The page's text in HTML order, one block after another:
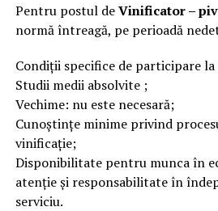
Pentru postul deVinificator –
normă întreagă, pe perioadă
Condiţii specifice de participare
Studii medii absolvite ;
Vechime: nu este necesară;
Cunoștințe minime privind
vinificație;
Disponibilitate pentru munca în
atenție și responsabilitate în
serviciu.